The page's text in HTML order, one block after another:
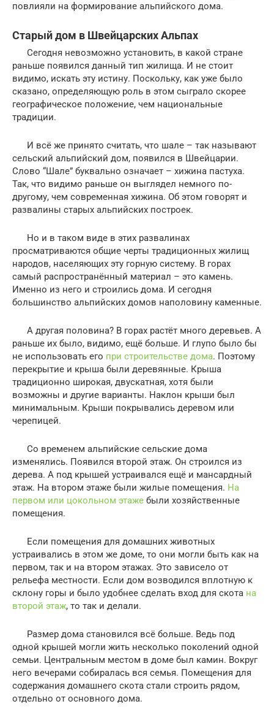
повлияли на формирование альпийского дома.
Старый дом в Швейцарских Альпах
Сегодня невозможно установить, в какой стране
раньше появился данный тип жилища. И не стоит
видимо, искать эту истину. Поскольку, как уже было
сказано, определяющую роль в этом сыграло скорее
географическое положение, чем национальные
традиции.
И всё же принято считать, что шале – так называют
сельский альпийский дом, появился в Швейцарии.
Слово “Шале” буквально означает – хижина пастуха.
Так, что видимо раньше он выглядел немного по-
другому, чем современная хижина. Об этом говорят и
развалины старых альпийских построек.
Но и в таком виде в этих развалинах
просматриваются общие черты традиционных жилищ
народов, населяющих эту горную систему. В горах
самый распространённый материал – это камень.
Именно из него и строились дома. И сегодня
большинство альпийских домов наполовину каменные.
А другая половина? В горах растёт много деревьев. А
раньше их было, видимо, ещё больше. И глупо было бы
не использовать его при строительстве дома. Поэтому
перекрытие и крыша были деревянные. Крыша
традиционно широкая, двускатная, хотя были
возможны и другие варианты. Наклон крыши был
минимальным. Крыши покрывались деревом или
черепицей.
Со временем альпийские сельские дома
изменялись. Появился второй этаж. Он строился из
дерева. А под крышей устраивался ещё и мансардный
этаж. На втором этаже были жилые помещения. На
первом или цокольном этаже были хозяйственные
помещения.
Если помещения для домашних животных
устраивались в этом же доме, то они могли быть как на
первом, так и на втором этажах. Это зависело от
рельефа местности. Если дом возводился вплотную к
склону горы и было удобнее сделать вход для скота на
второй этаж, то так и делали.
Размер дома становился всё больше. Ведь под
одной крышей могли жить несколько поколений одной
семьи. Центральным местом в доме был камин. Вокруг
него вечерами собиралась вся семья. Помещения для
содержания домашнего скота стали строить рядом,
отдельно от основного дома.